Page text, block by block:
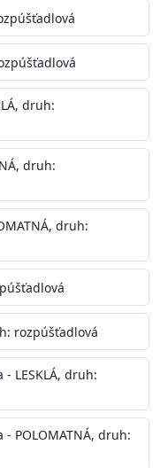
teplotu 35°C alebo
zaobchádzanie na
aplikácie
pištoľ
: áno
(ISO 2811)
zbavené prachu,
priľnavosťou. Otvory
druh:
druh:
druh:
rozpúšťadlová
LESKLÁ, druh:
POLOMATNÁ, druh: